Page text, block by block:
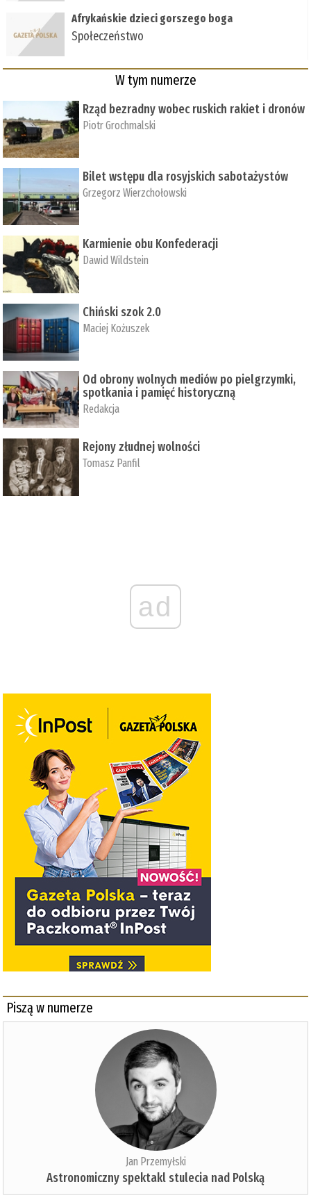
Afrykańskie dzieci gorszego boga
Społeczeństwo
W tym numerze
Rząd bezradny wobec ruskich rakiet i dronów
Piotr Grochmalski
Bilet wstępu dla rosyjskich sabotażystów
Grzegorz Wierzchołowski
Karmienie obu Konfederacji
Dawid Wildstein
Chiński szok 2.0
Maciej Kożuszek
Od obrony wolnych mediów po pielgrzymki,
spotkania i pamięć historyczną
Redakcja
Rejony złudnej wolności
Tomasz Panfil
ad
Piszą w numerze
Jan Przemyłski
Astronomiczny spektakl stulecia nad Polską